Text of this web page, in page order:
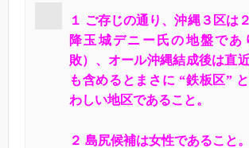
１ ご存じの通り、沖縄３区は
降玉城デニー氏の地盤であ
敗）、オール沖縄結成後は直
も含めるとまさに “鉄板区”
わしい地区であること。
２ 島尻候補は女性であること。